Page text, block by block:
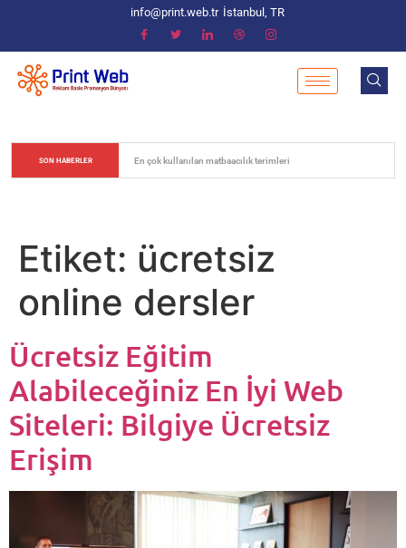
info@print.web.tr İstanbul, TR
SON HABERLER En çok kullanılan matbaacılık terimleri
Etiket: ücretsiz
online dersler
Ücretsiz Eğitim
Alabileceğiniz En İyi Web
Siteleri: Bilgiye Ücretsiz
Erişim